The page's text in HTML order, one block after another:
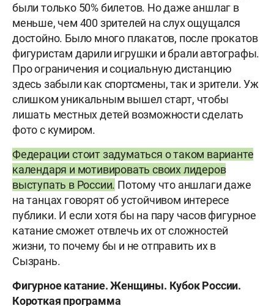
были только 50% билетов. Но даже аншлаг в
меньше, чем 400 зрителей на слух ощущался
достойно. Было много плакатов, после прокатов
фигуристам дарили игрушки и брали автографы.
Про ограничения и социальную дистанцию
здесь забыли как спортсмены, так и зрители. Уж
слишком уникальным вышел старт, чтобы
лишать местных детей возможности сделать
фото с кумиром.
Федерации стоит задуматься о таком варианте
календаря и мотивировать своих лидеров
выступать в России. Потому что аншлаги даже
на танцах говорят об устойчивом интересе
публики. И если хотя бы на пару часов фигурное
катание сможет отвлечь их от сложностей
жизни, то почему бы и не отправить их в
Сызрань.
Фигурное катание. Женщины. Кубок России.
Короткая программа